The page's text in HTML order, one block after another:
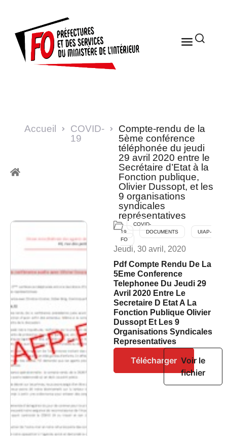
Accueil
COVID-
19
Compte-rendu de la
5ème conférence
téléphonée du jeudi
29 avril 2020 entre le
Secrétaire d’Etat à la
Fonction publique,
Olivier Dussopt, et les
9 organisations
syndicales
représentatives
COVID-
19
DOCUMENTS
UIAP-
FO
Jeudi, 30 avril, 2020
Pdf Compte Rendu De La
5Eme Conference
Telephonee Du Jeudi 29
Avril 2020 Entre Le
Secretaire D Etat A La
Fonction Publique Olivier
Dussopt Et Les 9
Organisations Syndicales
Representatives
Télécharger Voir le
fichier